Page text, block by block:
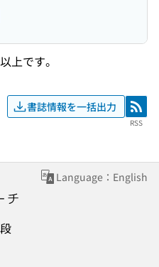
上です。
書誌情報を一括出力 RSS
RSS
Language：English